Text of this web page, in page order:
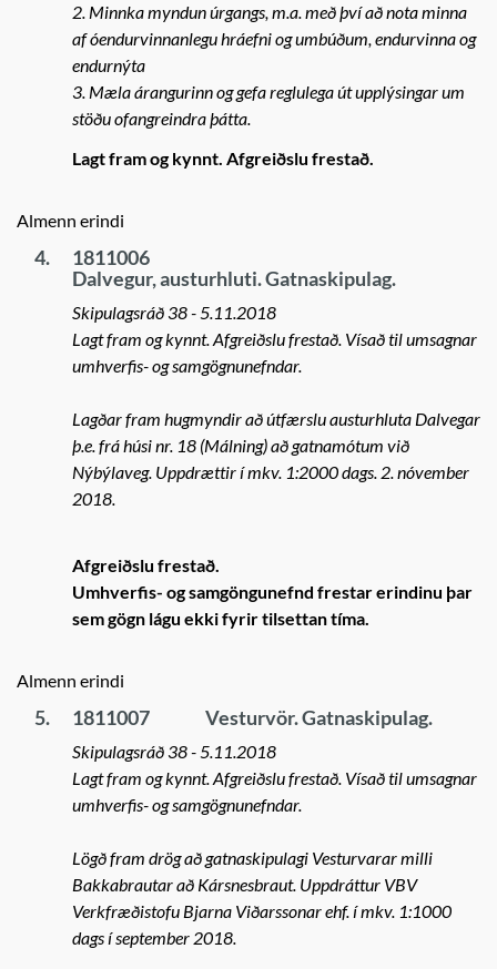
2. Minnka myndun úrgangs, m.a. með því að nota minna
af óendurvinnanlegu hráefni og umbúðum, endurvinna og
endurnýta
3. Mæla árangurinn og gefa reglulega út upplýsingar um
stöðu ofangreindra þátta.
Lagt fram og kynnt. Afgreiðslu frestað.
Almenn erindi
4.
1811006
Dalvegur, austurhluti. Gatnaskipulag.
Skipulagsráð 38 - 5.11.2018
Lagt fram og kynnt. Afgreiðslu frestað. Vísað til umsagnar
umhverfis- og samgögnunefndar.
Lagðar fram hugmyndir að útfærslu austurhluta Dalvegar
þ.e. frá húsi nr. 18 (Málning) að gatnamótum við
Nýbýlaveg. Uppdrættir í mkv. 1:2000 dags. 2. nóvember
2018.
Afgreiðslu frestað.
Umhverfis- og samgöngunefnd frestar erindinu þar
sem gögn lágu ekki fyrir tilsettan tíma.
Almenn erindi
5. 1811007 Vesturvör. Gatnaskipulag.
Skipulagsráð 38 - 5.11.2018
Lagt fram og kynnt. Afgreiðslu frestað. Vísað til umsagnar
umhverfis- og samgögnunefndar.
Lögð fram drög að gatnaskipulagi Vesturvarar milli
Bakkabrautar að Kársnesbraut. Uppdráttur VBV
Verkfræðistofu Bjarna Viðarssonar ehf. í mkv. 1:1000
dags í september 2018.